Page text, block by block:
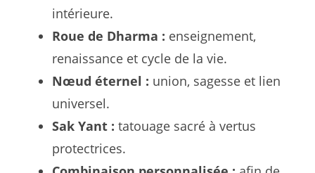
intérieure.
Roue de Dharma : enseignement,
renaissance et cycle de la vie.
Nœud éternel : union, sagesse et lien
universel.
Sak Yant : tatouage sacré à vertus
protectrices.